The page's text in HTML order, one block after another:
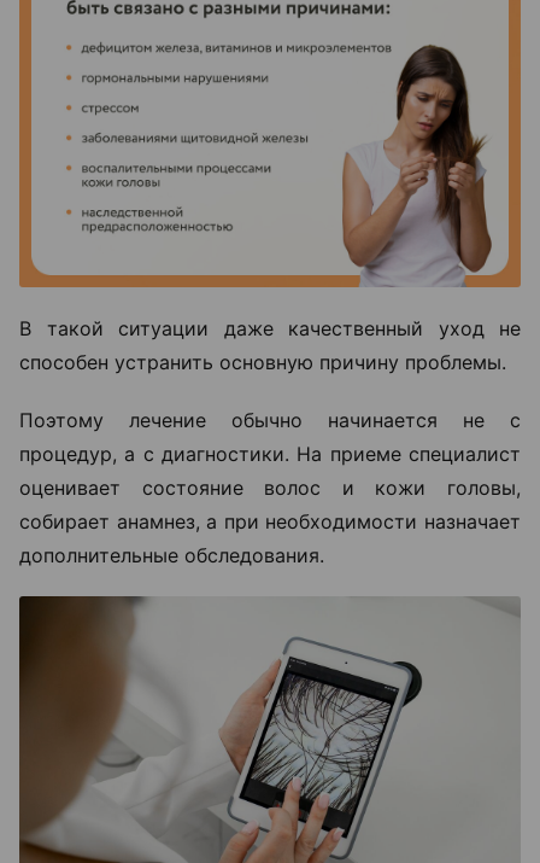
В такой ситуации даже качественный уход не
способен устранить основную причину проблемы.
Поэтому лечение обычно начинается не с
процедур, а с диагностики. На приеме специалист
оценивает состояние волос и кожи головы,
собирает анамнез, а при необходимости назначает
дополнительные обследования.